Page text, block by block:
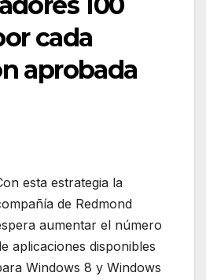
cada
aprobada
esta estrategia la
de Redmond
aumentar el número
aplicaciones disponibles
Windows 8 y Windows